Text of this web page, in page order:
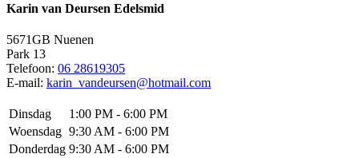
Karin van Deursen Edelsmid
5671GB Nuenen
Park 13
Telefoon: 06 28619305
E-mail: karin_vandeursen@hotmail.com
Dinsdag
1:00 PM - 6:00 PM
Woensdag 9:30 AM - 6:00 PM
Donderdag 9:30 AM - 6:00 PM